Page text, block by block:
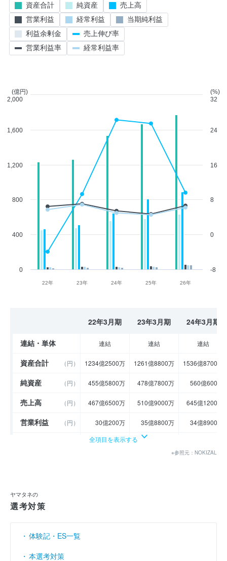
22年 23年 24年 25年 26年
0
400
800
1,200
1,600
(億円)
2,000
-8
0
8
16
24
(%)
32
資産合計 純資産
売上高
営業利益
経常利益
当期純利益
利益余剰金
売上伸び率
営業利益率
経常利益率
22年3月期 23年3月期 24年3月期
連結・単体 連結 連結 連結
資産合計 （円） 1234億2500万 1261億8800万 1536億8700万
純資産 （円） 455億5800万 478億7800万 560億600万
売上高 （円） 467億6500万 510億9000万 645億1200万
営業利益 （円） 30億200万 35億8800万 34億8900万
26億5500万
売上伸び率
営業利益率 （％） 6.42 7.02 5.41
経常利益率 （％）
全項目を表示する
※参照元：NOKIZAL
ヤマタネの
選考対策
体験記・ES一覧
本選考対策